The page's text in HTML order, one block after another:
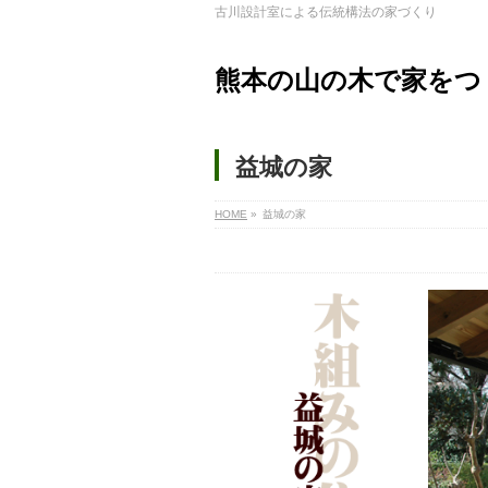
古川設計室による伝統構法の家づくり
熊本の山の木で家を
益城の家
HOME » 益城の家